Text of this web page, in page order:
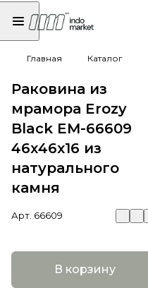
Главная Каталог
Раковина из
мрамора Erozy
Black EM-66609
46х46х16 из
натурального
камня
Арт. 66609
В корзину